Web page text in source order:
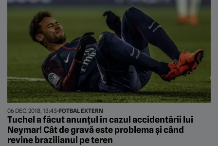
06 DEC. 2018, 13:43•FOTBAL EXTERN
Tuchel a făcut anunțul în cazul accidentării lui
Neymar! Cât de gravă este problema și când
revine brazilianul pe teren